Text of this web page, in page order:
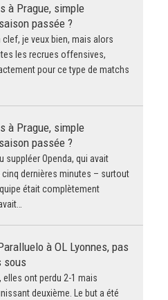
à Prague, simple
passée ?
clef, je veux bien, mais alors
les recrues offensives,
pour ce type de matchs
à Prague, simple
passée ?
suppléer Openda, qui avait
dernières minutes – surtout
était complètement
à OL Lyonnes, pas
sous
elles ont perdu 2-1 mais
deuxième. Le but a été